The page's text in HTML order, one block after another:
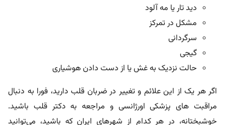
دید تار یا مه آلود
مشکل در تمرکز
سرگردانی
گیجی
حالت نزدیک به غش یا از دست دادن هوشیاری
اگر هر یک از این علائم و تغییر در ضربان قلب دارید، فورا به دنبال
مراقبت های پزشکی اورژانسی و مراجعه به دکتر قلب باشید.
خوشبختانه، در هر کدام از شهرهای ایران که باشید، می‌توانید